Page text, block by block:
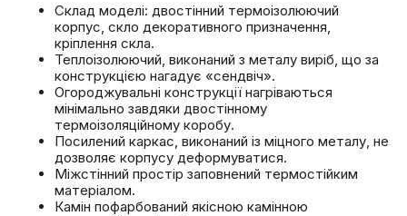
Склад моделі: двостінний термоізолюючий
корпус, скло декоративного призначення,
кріплення скла.
Теплоізолюючий, виконаний з металу виріб, що за
конструкцією нагадує «сендвіч».
Огороджувальні конструкції нагріваються
мінімально завдяки двостінному
термоізоляційному коробу.
Посилений каркас, виконаний із міцного металу, не
дозволяє корпусу деформуватися.
Міжстінний простір заповнений термостійким
матеріалом.
Камін пофарбований якісною камінною